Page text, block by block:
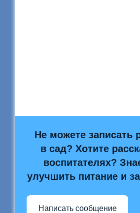
Не можете записать
в сад? Хотите
воспитателях?
улучшить питание и
Написать сообщение